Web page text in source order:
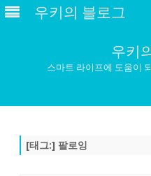
우키의 블로그
우키
스마트 라이프에 도움이
[태그:] 팔로잉